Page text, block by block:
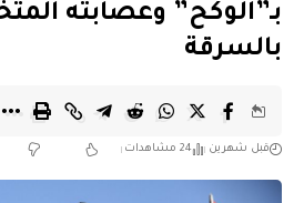
بـ”الوكح” وعصابته
بالسرقة
قبل شهرين 24 مشاهدات